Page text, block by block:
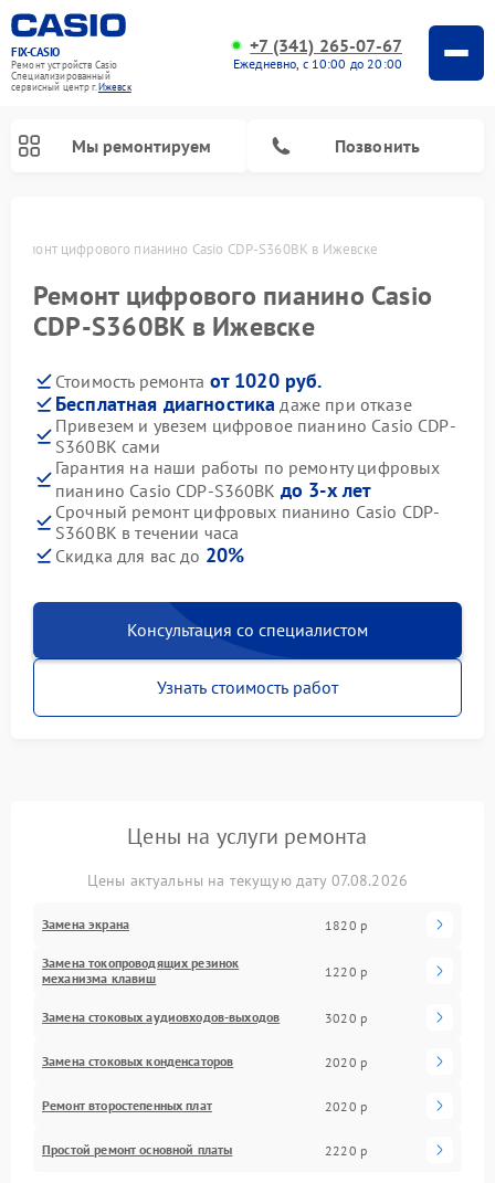
FIX-CASIO
Ремонт устройств Casio
Специализированный
cервисный центр г.Ижевск
+7 (341) 265-07-67
Ежедневно, с 10:00 до 20:00
Мы ремонтируем Позвонить
Ремонт цифрового пианино Casio CDP-S360BK в Ижевске
Ремонт цифрового пианино Casio
CDP-S360BK в Ижевске
Стоимость ремонта от 1020 руб.
Бесплатная диагностика даже при отказе
Привезем и увезем цифровое пианино Casio CDP-
S360BK сами
Гарантия на наши работы по ремонту цифровых
пианино Casio CDP-S360BK до 3-х лет
Срочный ремонт цифровых пианино Casio CDP-
S360BK в течении часа
Скидка для вас до 20%
Консультация со специалистом
Узнать стоимость работ
Цены на услуги ремонта
Цены актуальны на текущую дату 07.08.2026
Замена экрана 1820 р
Замена токопроводящих резинок
механизма клавиш
1220 р
Замена стоковых аудиовходов-выходов 3020 р
Замена стоковых конденсаторов 2020 р
Ремонт второстепенных плат 2020 р
Простой ремонт основной платы 2220 р